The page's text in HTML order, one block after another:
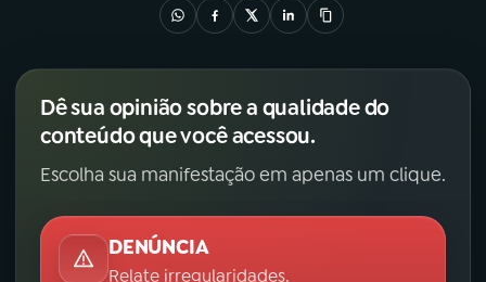
Dê sua opinião sobre a qualidade do
conteúdo que você acessou.
Escolha sua manifestação em apenas um clique.
DENÚNCIA
Relate irregularidades.